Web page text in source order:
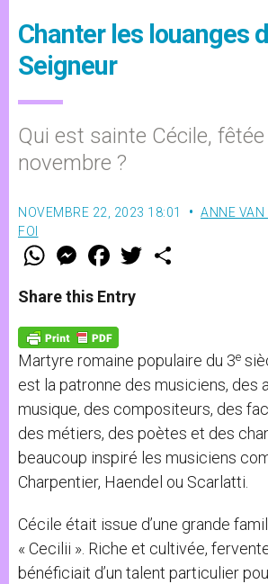
Chanter les louanges
Seigneur
Qui est sainte Cécile,
novembre ?
NOVEMBRE 22, 2023 18:01 ANNE VAN
FOI
W
t
s
p
p
M
e
s
e
g
e
r
F
a
e
b
o
k
w
Share this Entry
Martyre romaine populaire du 3e
est la patronne des musiciens, des
musique, des compositeurs, des
des métiers, des poètes et des
beaucoup inspiré les musiciens
Charpentier, Haendel ou Scarlatti.
Cécile était issue d’une grande
« Cecilii ». Riche et cultivée,
bénéficiait d’un talent particulier